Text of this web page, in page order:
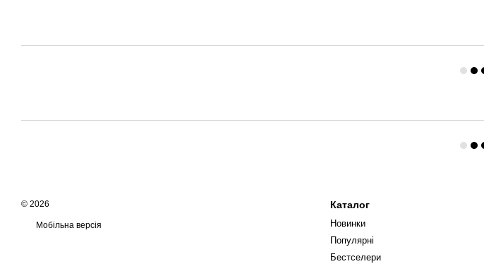
© 2026
Мобільна версія
Каталог
Новинки
Популярні
Бестселери